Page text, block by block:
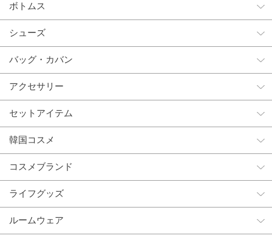
ボトムス
シューズ
バッグ・カバン
アクセサリー
セットアイテム
韓国コスメ
コスメブランド
ライフグッズ
ルームウェア